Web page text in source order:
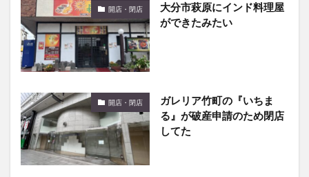
開店・閉店
大分市萩原にインド料理屋
ができたみたい
開店・閉店
ガレリア竹町の『いちま
る』が破産申請のため閉店
してた